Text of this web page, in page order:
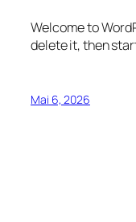
Welcome to
delete it, then
Mai 6, 2026